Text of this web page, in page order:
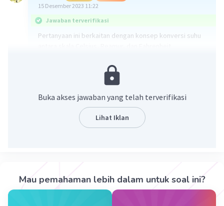
15 Desember 2023 11:22
Jawaban terverifikasi
Pertanyaan ini berkaitan dengan konsep konversi suhu
Rumus konversi suhu yang digunakan adalah:
1. Dari Celsius ke Reamur: R = 4/5 * C
2. Dari Celsius ke Fahrenheit: F = 9/5 * C + 32
1. Pertama, kita akan mengkonversi suhu dari Celsius ke
Reamur. Dengan menggunakan rumus R = 4/5 * C, kita
ke Fahrenheit. Dengan menggunakan rumus F = 9/5 * C +
32, kita dapat menggantikan C dengan 135. Sehingga, F
Buka akses jawaban yang telah terverifikasi
Lihat Iklan
Mau pemahaman lebih dalam untuk soal ini?